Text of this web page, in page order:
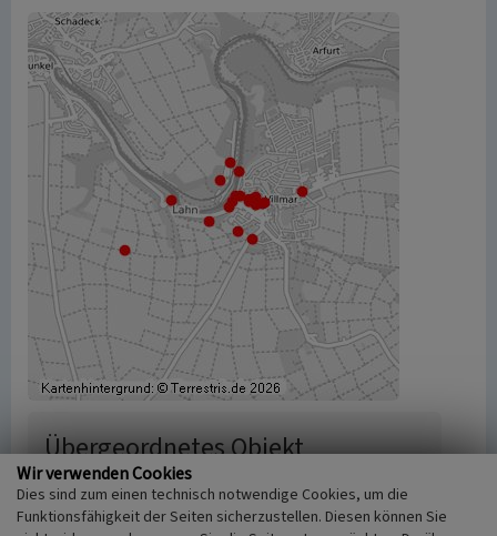
Übergeordnetes Objekt
Lahnmarmor
Wir verwenden Cookies
Dies sind zum einen technisch notwendige Cookies, um die
Funktionsfähigkeit der Seiten sicherzustellen. Diesen können Sie